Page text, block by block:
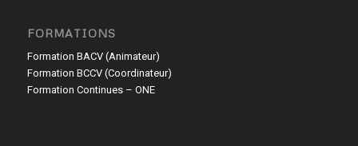
FORMATIONS
Formation BACV (Animateur)
Formation BCCV (Coordinateur)
Formation Continues – ONE